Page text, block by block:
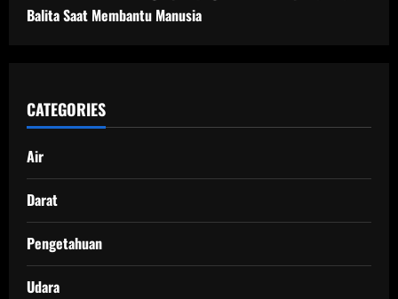
Balita Saat Membantu Manusia
CATEGORIES
Air
Darat
Pengetahuan
Udara